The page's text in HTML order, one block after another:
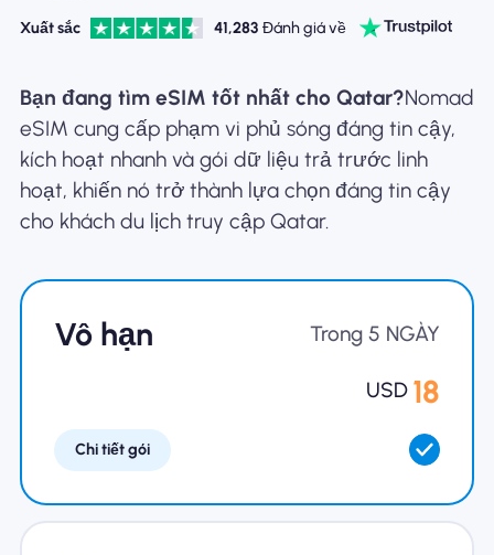
Kế hoạch mua sắm
Giới thiệu về eSIM
Xuất sắc 41,283 Đánh giá về
Bạn đang tìm eSIM tốt nhất cho Qatar?Nomad
eSIM cung cấp phạm vi phủ sóng đáng tin cậy,
kích hoạt nhanh và gói dữ liệu trả trước linh
hoạt, khiến nó trở thành lựa chọn đáng tin cậy
cho khách du lịch truy cập Qatar.
Vô hạn Trong 5 NGÀY
USD 18
Chi tiết gói